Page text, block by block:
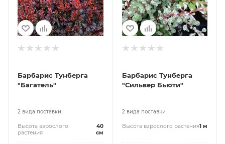
Барбарис Тунберга
"Багатель"
2 вида поставки
Высота взрослого
растения
40
см
Барбарис Тунберга
"Сильвер Бьюти"
2 вида поставки
Высота взрослого растения1 м